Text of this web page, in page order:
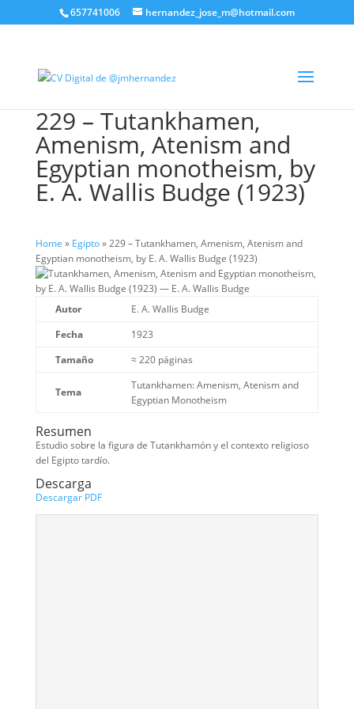
657741006 hernandez_jose_m@hotmail.com
229 – Tutankhamen,
Amenism, Atenism and
Egyptian monotheism, by
E. A. Wallis Budge (1923)
Home » Egipto»229 – Tutankhamen, Amenism, Atenism and
Egyptian monotheism, by E. A. Wallis Budge (1923)
Autor
E. A. Wallis Budge
Fecha
1923
Tamaño
≈ 220 páginas
Tema
Tutankhamen: Amenism, Atenism and
Egyptian Monotheism
Resumen
Estudio sobre la figura de Tutankhamón y el contexto religioso
del Egipto tardío.
Descarga
Descargar PDF